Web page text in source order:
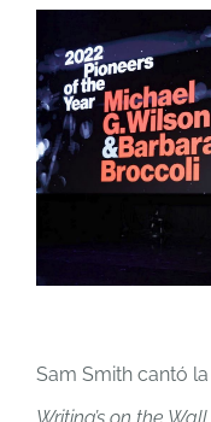
Sam Smith cantó